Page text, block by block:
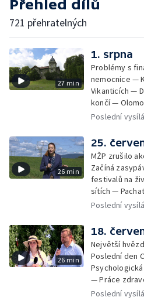
Přehled dílů
721 přehratelných
27 min
1. srpna
Problémy s
nemocnice —
Vikanticích —
končí —
cvičného
Nové využití
varhany v
Poslední
26 min
25.
MŽP zrušilo
Začíná
festivalů na
sítích —
— Dobrovolný
Poslední
26 min
18.
Největší
Poslední den
— Práce
— Týden v
Poslední